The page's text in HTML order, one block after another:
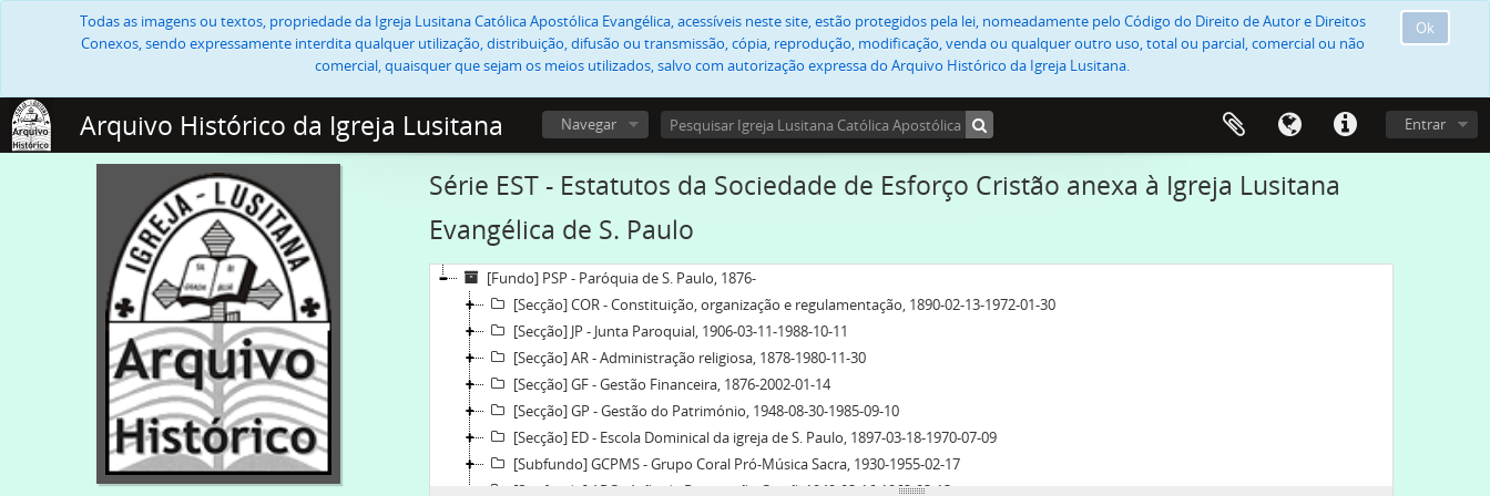
Ok
Todas as imagens ou textos, propriedade da Igreja Lusitana Católica Apostólica Evangélica, acessíveis neste site, estão protegidos pela lei, nomeadamente pelo Código do Direito de Autor e Direitos
Conexos, sendo expressamente interdita qualquer utilização, distribuição, difusão ou transmissão, cópia, reprodução, modificação, venda ou qualquer outro uso, total ou parcial, comercial ou não
comercial, quaisquer que sejam os meios utilizados, salvo com autorização expressa do Arquivo Histórico da Igreja Lusitana.
Arquivo Histórico da Igreja Lusitana Entrar
Navegar
Série EST - Estatutos da Sociedade de Esforço Cristão anexa à Igreja Lusitana
Evangélica de S. Paulo
[Fundo] PSP - Paróquia de S. Paulo, 1876-
[Secção] COR - Constituição, organização e regulamentação, 1890-02-13-1972-01-30
[Secção] JP - Junta Paroquial, 1906-03-11-1988-10-11
[Secção] AR - Administração religiosa, 1878-1980-11-30
[Secção] GF - Gestão Financeira, 1876-2002-01-14
[Secção] GP - Gestão do Património, 1948-08-30-1985-09-10
[Secção] ED - Escola Dominical da igreja de S. Paulo, 1897-03-18-1970-07-09
[Subfundo] GCPMS - Grupo Coral Pró-Música Sacra, 1930-1955-02-17
[Subfundo] ARC - Ação de Renovação Cristã, 1949-03-16-1962-03-13